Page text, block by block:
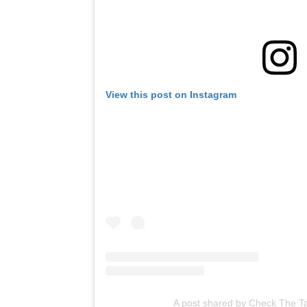
View this post on Instagram
A post shared by Check The